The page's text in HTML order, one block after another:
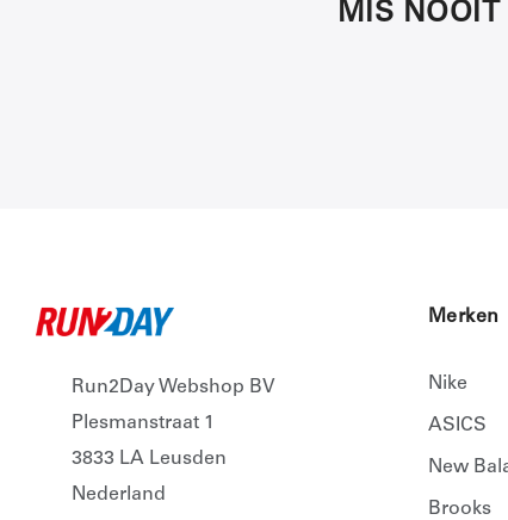
MIS NOOIT
Run2Day Webshop BV
Plesmanstraat 1
3833 LA Leusden
Nederland
Merken
Nike
ASICS
New
Brooks